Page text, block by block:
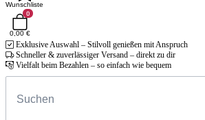
Wunschliste
0
0,00 €
Exklusive Auswahl – Stilvoll genießen mit Anspruch
Schneller & zuverlässiger Versand – direkt zu dir
Vielfalt beim Bezahlen – so einfach wie bequem